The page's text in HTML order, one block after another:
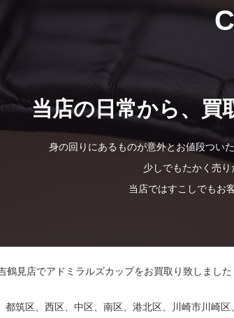
当店の日常から、買
身の回りにあるものが意外とお値段つい
少しでもたかく売り
当店ではすこしでもお
鶴見店でアドミラルズカップをお買取り致しました
都筑区、西区、中区、南区、港北区、川崎市川崎区